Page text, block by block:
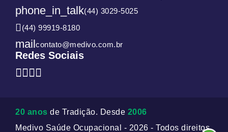
phone_in_talk(44) 3029-5025
(44) 99919-8180
mailcontato@medivo.com.br
Redes Sociais
20 anos de Tradição. Desde 2006
Medivo Saúde Ocupacional - 2026 - Todos direitos